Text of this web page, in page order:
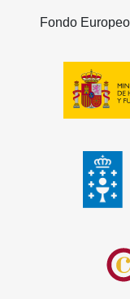
Fondo